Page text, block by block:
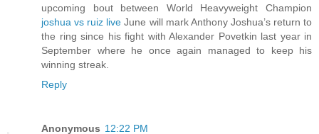
upcoming bout between World Heavyweight Champion
joshua vs ruiz live June will mark Anthony Joshua’s return to
the ring since his fight with Alexander Povetkin last year in
September where he once again managed to keep his
winning streak.
Reply
Anonymous 12:22 PM